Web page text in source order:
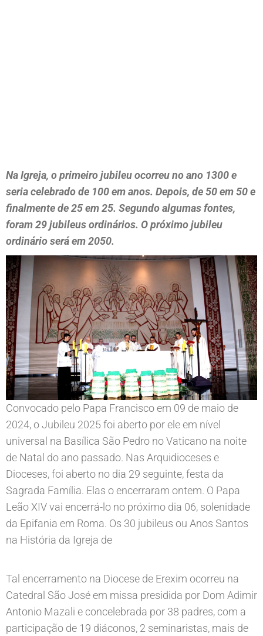
Na Igreja, o primeiro jubileu ocorreu no ano 1300 e
seria celebrado de 100 em anos. Depois, de 50 em 50 e
finalmente de 25 em 25. Segundo algumas fontes,
foram 29 jubileus ordinários. O próximo jubileu
ordinário será em 2050.
Convocado pelo Papa Francisco em 09 de maio de
2024, o Jubileu 2025 foi aberto por ele em nível
universal na Basílica São Pedro no Vaticano na noite
de Natal do ano passado. Nas Arquidioceses e
Dioceses, foi aberto no dia 29 seguinte, festa da
Sagrada Família. Elas o encerraram ontem. O Papa
Leão XIV vai encerrá-lo no próximo dia 06, solenidade
da Epifania em Roma. Os 30 jubileus ou Anos Santos
na História da Igreja de
Tal encerramento na Diocese de Erexim ocorreu na
Catedral São José em missa presidida por Dom Adimir
Antonio Mazali e concelebrada por 38 padres, com a
participação de 19 diáconos, 2 seminaristas, mais de